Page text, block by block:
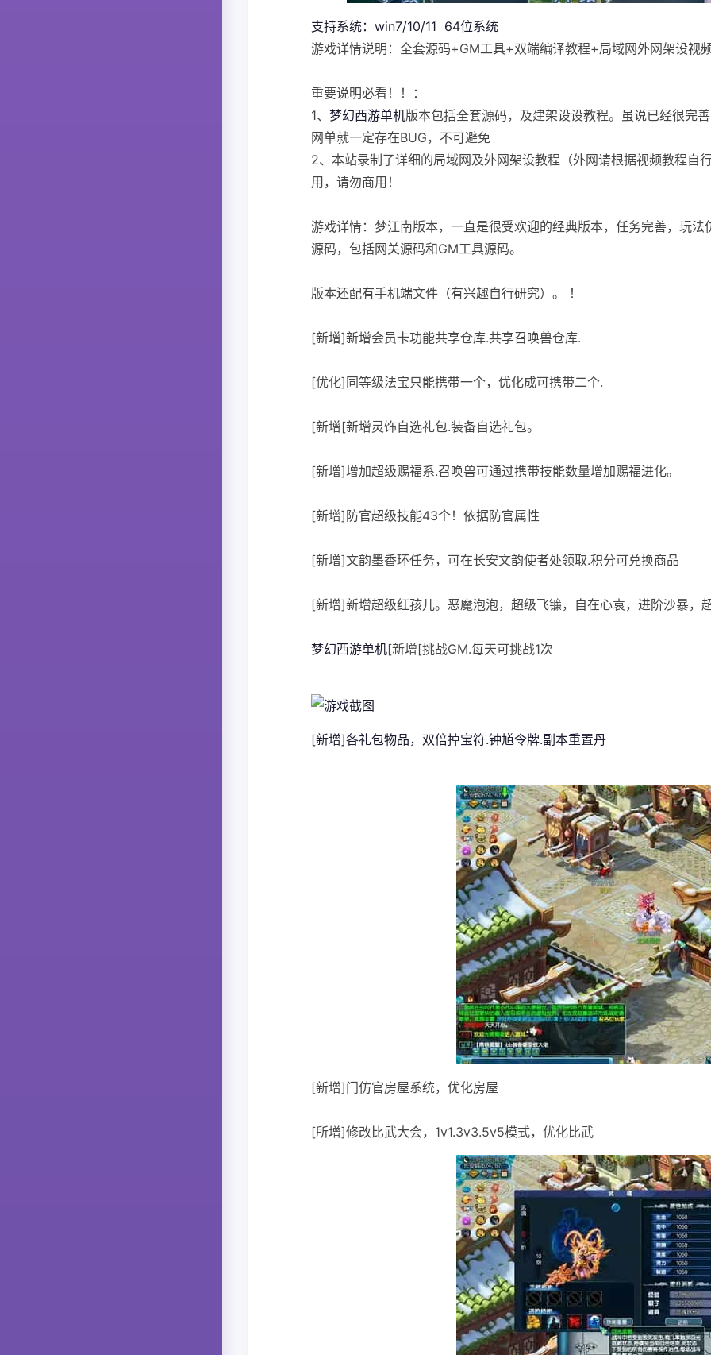
支持系统：win7/10/11 64位系统
游戏详情说明：全套源码+GM工具+双端编译教程+局域网外网架设视
重要说明必看！！：
1、 梦幻西游单机版本包括全套源码，及建架设设教程。虽说已经很完
网单就一定存在BUG，不可避免
2、本站录制了详细的局域网及外网架设教程（外网请根据视频教程自
用，请勿商用！
游戏详情：梦江南版本，一直是很受欢迎的经典版本，任务完善，玩
源码，包括网关源码和GM工具源码。
版本还配有手机端文件（有兴趣自行研究）。 ！
[新增]新增会员卡功能共享仓库.共享召唤兽仓库.
[优化]同等级法宝只能携带一个，优化成可携带二个.
[新增[新增灵饰自选礼包.装备自选礼包。
[新增]增加超级赐福系.召唤兽可通过携带技能数量增加赐福进化。
[新增]防官超级技能43个！依据防官属性
[新增]文韵墨香环任务，可在长安文韵使者处领取.积分可兑换商品
[新增]新增超级红孩儿。恶魔泡泡，超级飞镰，自在心袁，进阶沙暴，
梦幻西游单机[新增[挑战GM.每天可挑战1次
[新增]各礼包物品，双倍掉宝符.钟馗令牌.副本重置丹
[新增]门仿官房屋系统，优化房屋
[所增]修改比武大会，1v1.3v3.5v5模式，优化比武